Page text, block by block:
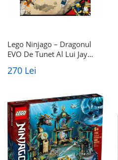
Lego Ninjago – Dragonul
EVO De Tunet Al Lui Jay
270 Lei